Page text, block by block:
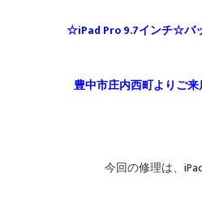
☆iPad Pro 9.7インチ☆バ
豊中市庄内西町よりご
今回の修理は、